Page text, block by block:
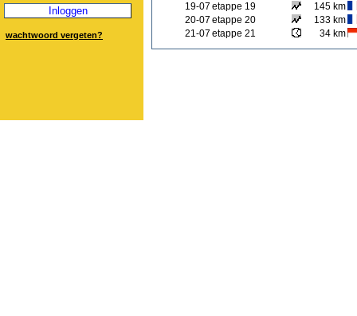
wachtwoord vergeten?
19-07 etappe 19
145 km
20-07 etappe 20
133 km
21-07 etappe 21 34 km